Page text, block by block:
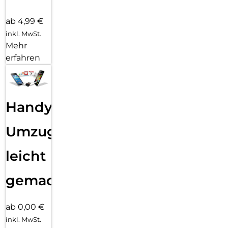
SIM-
Karten
Wir
helfen
Dir
weiter
ab 4,99 €